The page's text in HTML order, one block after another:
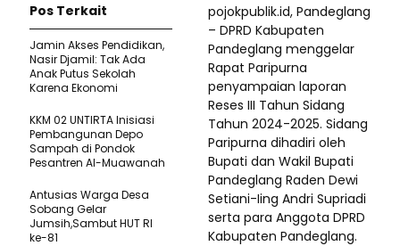
pojokpublik.id, Pandeglang
– DPRD Kabupaten
Pandeglang menggelar
Rapat Paripurna
penyampaian laporan
Reses III Tahun Sidang
Tahun 2024-2025. Sidang
Paripurna dihadiri oleh
Bupati dan Wakil Bupati
Pandeglang Raden Dewi
Setiani-Iing Andri Supriadi
serta para Anggota DPRD
Kabupaten Pandeglang.
Pos Terkait
Jamin Akses Pendidikan,
Nasir Djamil: Tak Ada
Anak Putus Sekolah
Karena Ekonomi
KKM 02 UNTIRTA Inisiasi
Pembangunan Depo
Sampah di Pondok
Pesantren Al-Muawanah
Antusias Warga Desa
Sobang Gelar
Jumsih,Sambut HUT RI
ke-81